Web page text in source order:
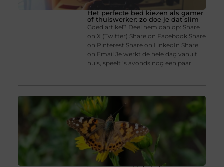
Het perfecte bed kiezen als gamer
of thuiswerker: zo doe je dat slim
Goed artikel? Deel hem dan op: Share
on X (Twitter) Share on Facebook Share
on Pinterest Share on LinkedIn Share
on Email Je werkt de hele dag vanuit
huis, speelt ’s avonds nog een paar